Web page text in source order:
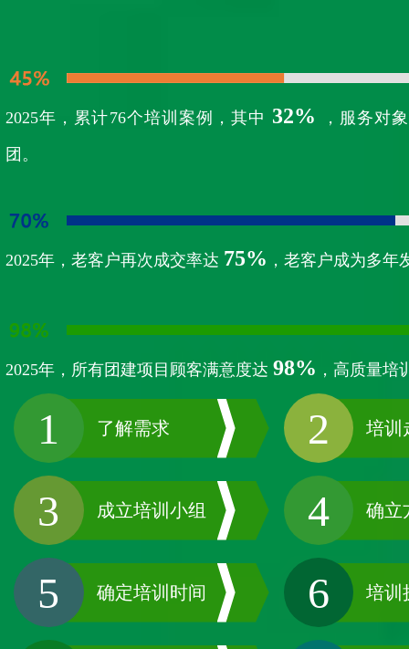
2025年，累计76个培训案例，其中 32%
，服务对
团。
2025年，老客户再次成交率达 75% ，老客户成为多年
2025年，所有团建项目顾客满意度达 98% ，高质量培
1 了解需求 2 培训
3 成立培训小组 4 确立
5 确定培训时间 6 培训